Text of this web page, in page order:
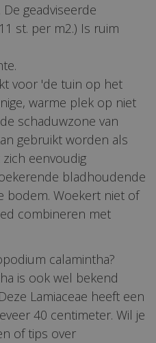
geadviseerde
st. per m2.) Is ruim
voor 'de tuin op het
warme plek op niet
schaduwzone van
gebruikt worden als
eenvoudig
bladhoudende
bodem. Woekert niet of
combineren met
calamintha?
is ook wel bekend
Lamiaceae heeft een
40 centimeter. Wil je
of tips over